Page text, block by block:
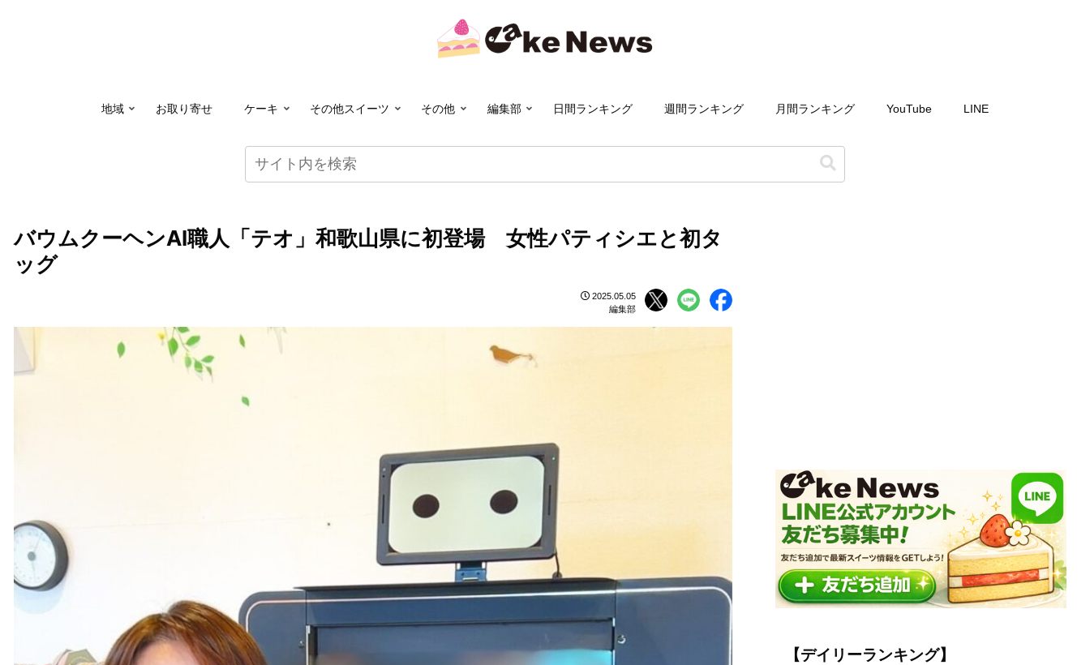
地域 お取り寄せ ケーキ その他スイーツ その他 編集部 日間ランキング 週間ランキング 月間ランキング YouTube LINE
バウムクーヘンAI職人「テオ」和歌山県に初登場 女性パティシエと初タ
ッグ
2025.05.05
編集部
【デイリーランキング】